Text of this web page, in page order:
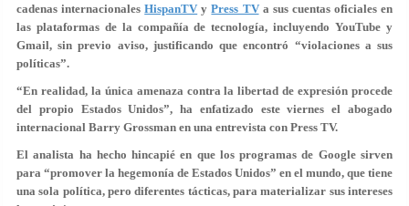
cadenas internacionalesHispanTV yPress TVa sus cuentas oficiales en
las plataformas de la compañía de tecnología, incluyendo YouTube y
Gmail, sin previo aviso, justificando que encontró “violaciones a sus
políticas”.
“En realidad, la única amenaza contra la libertad de expresión procede
del propio Estados Unidos”, ha enfatizado este viernes el abogado
internacional Barry Grossman en una entrevista con Press TV.
El analista ha hecho hincapié en que los programas de Google sirven
para “promover la hegemonía de Estados Unidos” en el mundo, que tiene
una sola política, pero diferentes tácticas, para materializar sus intereses